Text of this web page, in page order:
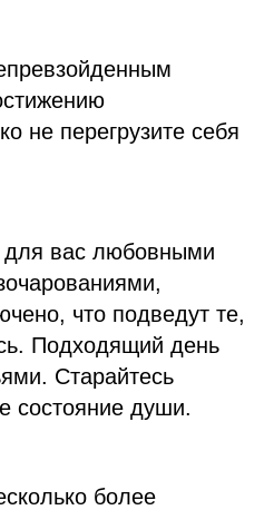
не перегрузите себя
для вас любовными
что подведут те,
Подходящий день
Старайтесь
состояние души.
более